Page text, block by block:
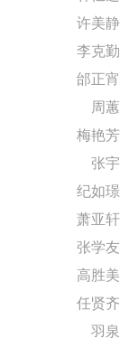
许美静
李克勤
邰正宵
周蕙
梅艳芳
张宇
纪如璟
萧亚轩
张学友
高胜美
任贤齐
羽泉